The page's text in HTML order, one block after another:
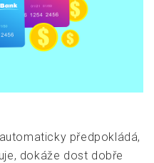
předpokládá,
dokáže dost dobře